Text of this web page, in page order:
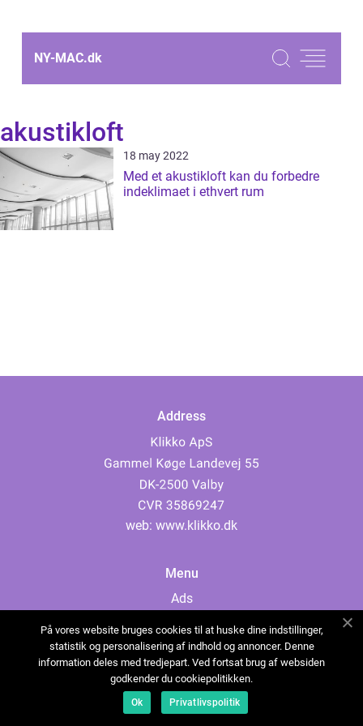
NY-MAC.dk
akustikloft
18 may 2022
Med et akustikloft kan du forbedre
indeklimaet i ethvert rum
Address
web: www.klikko.dk
Menu
Ads
Cookies
Contact
Sitemap
På vores website bruges cookies til at huske dine indstillinger,
statistik og personalisering af indhold og annoncer. Denne
information deles med tredjepart. Ved fortsat brug af websiden
godkender du cookiepolitikken.
Ok Privatlivspolitik